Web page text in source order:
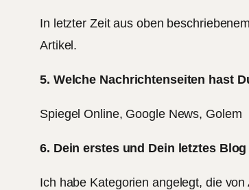
In letzter Zeit aus oben
Artikel.
5. Welche Nachrichtenseiten hast
Spiegel Online, Google News, Golem
6. Dein erstes und Dein letztes Blog
Ich habe Kategorien angelegt, die